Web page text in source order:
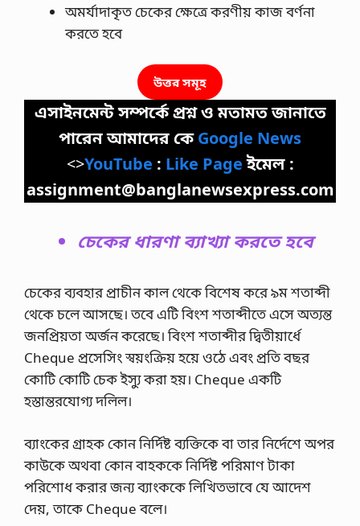
অমর্যাদাকৃত চেকের ক্ষেত্রে করণীয় কাজ বর্ণনা
করতে হবে
উত্তর সমূহ
এসাইনমেন্ট সম্পর্কে প্রশ্ন ও মতামত জানাতে
পারেন আমাদের কেGoogle News
<>YouTube : Like Pageইমেল :
assignment@banglanewsexpress.com
চেকের ধারণা ব্যাখ্যা করতে হবে
চেকের ব্যবহার প্রাচীন কাল থেকে বিশেষ করে ৯ম শতাব্দী
থেকে চলে আসছে। তবে এটি বিংশ শতাব্দীতে এসে অত্যন্ত
জনপ্রিয়তা অর্জন করেছে। বিংশ শতাব্দীর দ্বিতীয়ার্ধে
Cheque প্রসেসিং স্বয়ংক্রিয় হয়ে ওঠে এবং প্রতি বছর
কোটি কোটি চেক ইস্যু করা হয়। Cheque একটি
হস্তান্তরযোগ্য দলিল।
ব্যাংকের গ্রাহক কোন নির্দিষ্ট ব্যক্তিকে বা তার নির্দেশে অপর
কাউকে অথবা কোন বাহককে নির্দিষ্ট পরিমাণ টাকা
পরিশোধ করার জন্য ব্যাংককে লিখিতভাবে যে আদেশ
দেয়, তাকে Cheque বলে।